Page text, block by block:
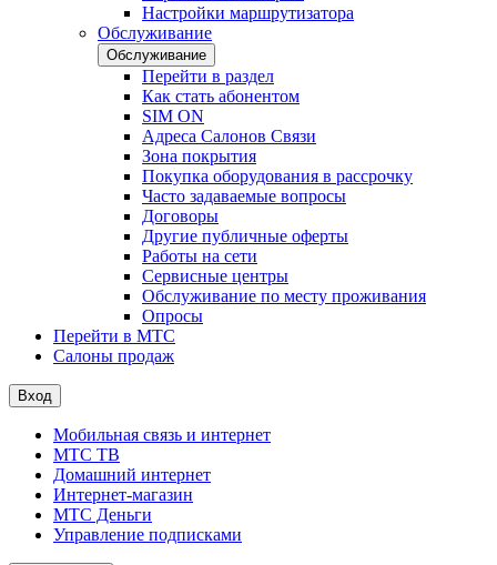
Настройки маршрутизатора
Обслуживание
Обслуживание
Перейти в раздел
Как стать абонентом
SIM ON
Адреса Салонов Связи
Зона покрытия
Покупка оборудования в рассрочку
Часто задаваемые вопросы
Договоры
Другие публичные оферты
Работы на сети
Сервисные центры
Обслуживание по месту проживания
Опросы
Перейти в МТС
Салоны продаж
Вход
Мобильная связь и интернет
МТС ТВ
Домашний интернет
Интернет-магазин
МТС Деньги
Управление подписками